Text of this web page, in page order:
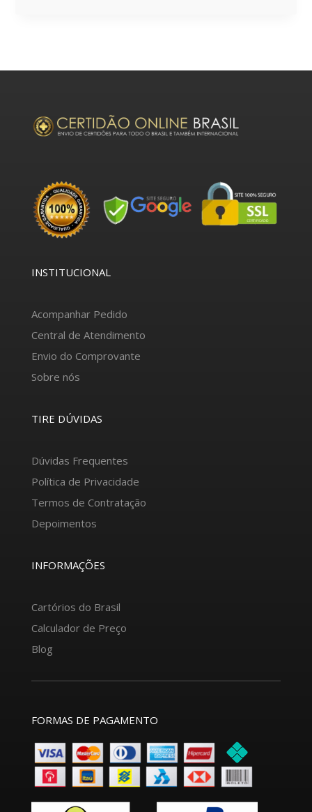
INSTITUCIONAL
Acompanhar Pedido
Central de Atendimento
Envio do Comprovante
Sobre nós
TIRE DÚVIDAS
Dúvidas Frequentes
Política de Privacidade
Termos de Contratação
Depoimentos
INFORMAÇÕES
Cartórios do Brasil
Calculador de Preço
Blog
FORMAS DE PAGAMENTO